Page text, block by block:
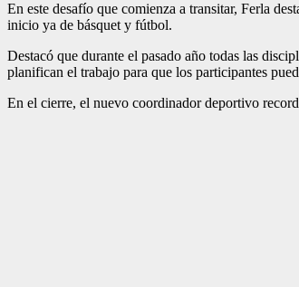
En este desafío que comienza a transitar, Ferla
inicio ya de básquet y fútbol.
Destacó que durante el pasado año todas las
planifican el trabajo para que los participantes
En el cierre, el nuevo coordinador deportivo